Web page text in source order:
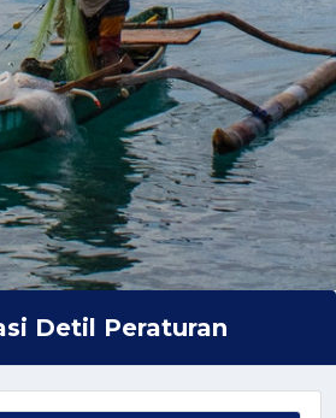
Detil Peraturan